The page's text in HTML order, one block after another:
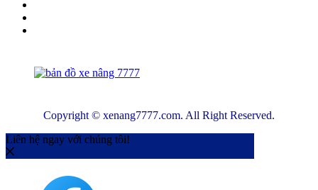
Copyright © xenang7777.com. All Right Reserved.
Liên hệ ngay với chúng tôi!